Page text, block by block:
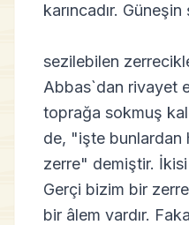
karıncadır. Güneşin
sezilebilen
Abbas`dan rivayet
toprağa sokmuş
de, "işte bunlardan
zerre" demiştir. İkisi
Gerçi bizim bir
bir âlem vardır.